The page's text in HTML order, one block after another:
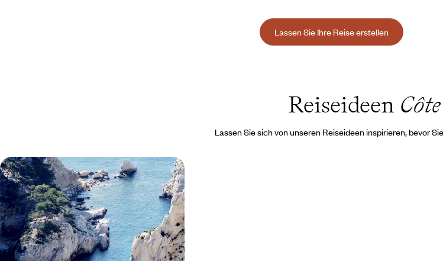
Lassen Sie Ihre Reise erstellen
Reiseideen
Lassen Sie sich von unseren Reiseideen inspirieren, bevor
Marseille & die Provence -
Ausserhalb der Hochsaison,
familiäre Côte d'Azur
Eine Reise entlang der Riviera abseits der
Touristenströme, von Marseille über das
Département Var bis in die Umgebung von Nizza:
Panoramen und Lebenskunst des Südostens
8 Tage, von CHF 2800 bis CHF 3800